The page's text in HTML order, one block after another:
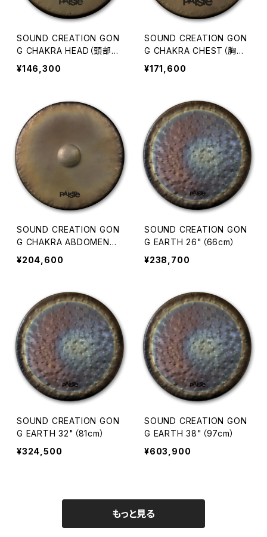
SOUND CREATION GON
G CHAKRA HEAD（頭部）1
1"
¥146,300
SOUND CREATION GON
G CHAKRA CHEST（胸部）
14"
¥171,600
SOUND CREATION GON
G CHAKRA ABDOMEN
（腹部）16"
¥204,600
SOUND CREATION GON
G EARTH 26"（66cm）
¥238,700
SOUND CREATION GON
G EARTH 32"（81cm）
¥324,500
SOUND CREATION GON
G EARTH 38"（97cm）
¥603,900
もっと見る